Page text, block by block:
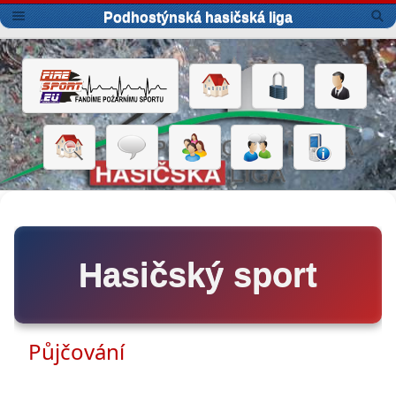
Podhostýnská hasičská liga
Hasičský sport
Půjčování